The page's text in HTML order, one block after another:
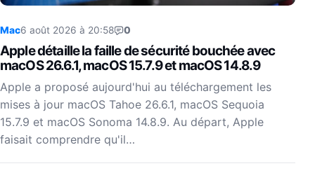
Mac6 août 2026 à 20:58 0
Apple détaille la faille de sécurité bouchée avec
macOS 26.6.1, macOS 15.7.9 et macOS 14.8.9
Apple a proposé aujourd'hui au téléchargement les
mises à jour macOS Tahoe 26.6.1, macOS Sequoia
15.7.9 et macOS Sonoma 14.8.9. Au départ, Apple
faisait comprendre qu'il…